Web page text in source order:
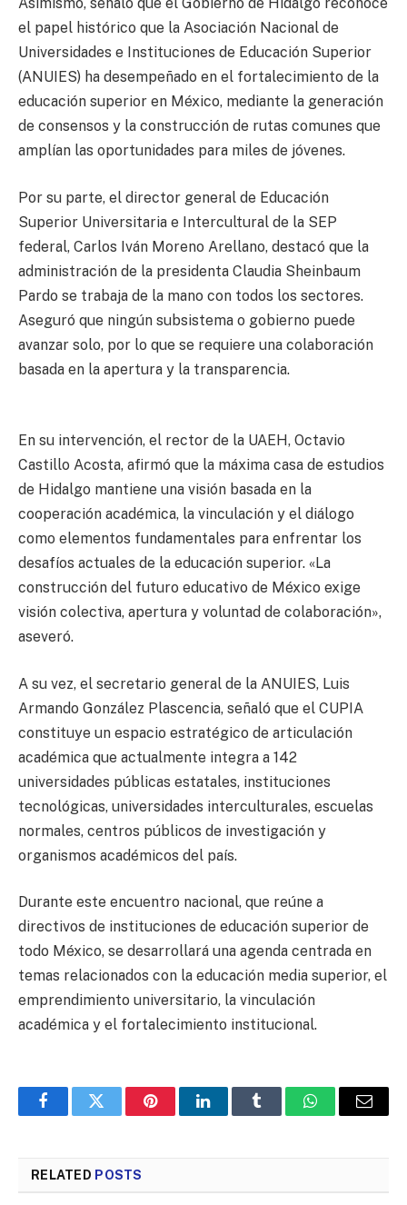
el papel histórico que la Asociación Nacional de
Universidades e Instituciones de Educación Superior
(ANUIES) ha desempeñado en el fortalecimiento de la
educación superior en México, mediante la generación
de consensos y la construcción de rutas comunes que
amplían las oportunidades para miles de jóvenes.
Por su parte, el director general de Educación
Superior Universitaria e Intercultural de la SEP
federal, Carlos Iván Moreno Arellano, destacó que la
administración de la presidenta Claudia Sheinbaum
Pardo​ se trabaja de la mano con todos los sectores.
Aseguró que ningún subsistema o gobierno puede
avanzar solo, por lo que se requiere una colaboración
basada en la apertura y la transparencia.
En su intervención, el rector de la UAEH, Octavio
Castillo Acosta, afirmó que la máxima casa de estudios
de Hidalgo mantiene una visión basada en la
cooperación académica, la vinculación y el diálogo
como elementos fundamentales para enfrentar los
desafíos actuales de la educación superior. «La
construcción del futuro educativo de México exige
visión colectiva, apertura y voluntad de colaboración»,
aseveró.
A su vez, el secretario general de la ANUIES, Luis
Armando González Plascencia, señaló que el CUPIA
constituye un espacio estratégico de articulación
académica que actualmente integra a 142
universidades públicas estatales, instituciones
tecnológicas, universidades interculturales, escuelas
normales, centros públicos de investigación y
organismos académicos del país.
​Durante este encuentro nacional, que reúne a
directivos de instituciones de educación superior de
todo México, se desarrollará una agenda centrada en
temas relacionados con la educación media superior, el
emprendimiento universitario, la vinculación
académica y el fortalecimiento institucional.
FacebookTwitter PinterestLinkedInTumblr WhatsAppEmail
RELATED POSTS